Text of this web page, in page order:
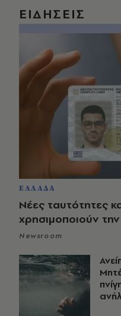
ΕΙΔΗΣΕΙΣ
ΕΛΛΑΔΑ
Νέες ταυτότητες
χρησιμοποιούν
Newsroom